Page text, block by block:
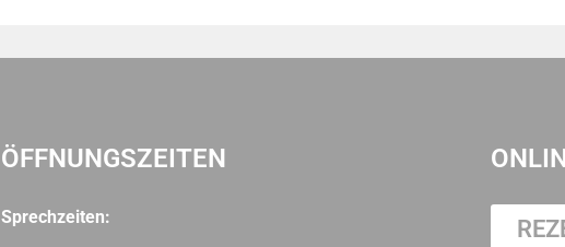
ÖFFNUNGSZEITEN
Sprechzeiten: